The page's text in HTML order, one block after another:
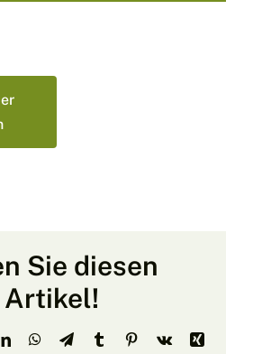
Sie diesen
Artikel!
LinkedInWhatsApp
TelegramTumblrPinterest
Vk
Xing